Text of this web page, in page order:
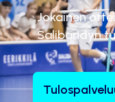
Jokainen
Salibandyn